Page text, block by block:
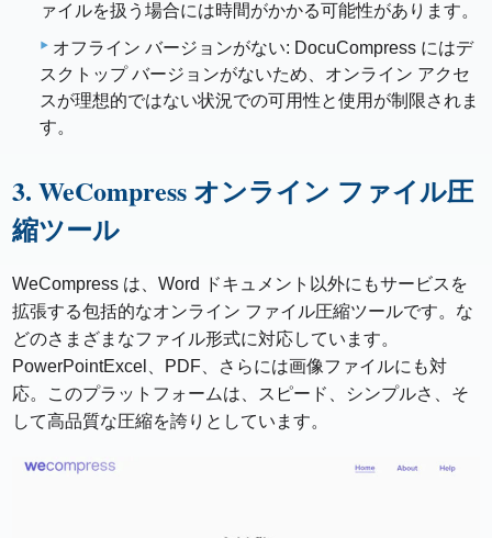
ァイルを扱う場合には時間がかかる可能性があります。
オフライン バージョンがない: DocuCompress にはデ
スクトップ バージョンがないため、オンライン アクセ
スが理想的ではない状況での可用性と使用が制限されま
す。
3. WeCompress オンライン ファイル圧
縮ツール
WeCompress は、Word ドキュメント以外にもサービスを
拡張する包括的なオンライン ファイル圧縮ツールです。な
どのさまざまなファイル形式に対応しています。
PowerPointExcel、PDF、さらには画像ファイルにも対
応。このプラットフォームは、スピード、シンプルさ、そ
して高品質な圧縮を誇りとしています。